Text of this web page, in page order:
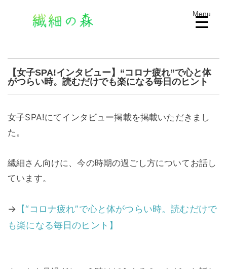
【女子SPA!インタビュー】“コロナ疲れ”で心と体
がつらい時。読むだけでも楽になる毎日のヒント
女子SPA!にてインタビュー掲載を掲載いただきまし
た。
繊細さん向けに、今の時期の過ごし方についてお話し
ています。
→ 【“コロナ疲れ”で心と体がつらい時。読むだけで
も楽になる毎日のヒント】
Menu